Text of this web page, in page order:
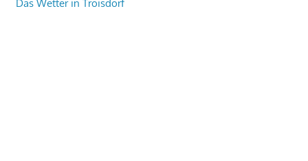
Das Wetter in Troisdorf